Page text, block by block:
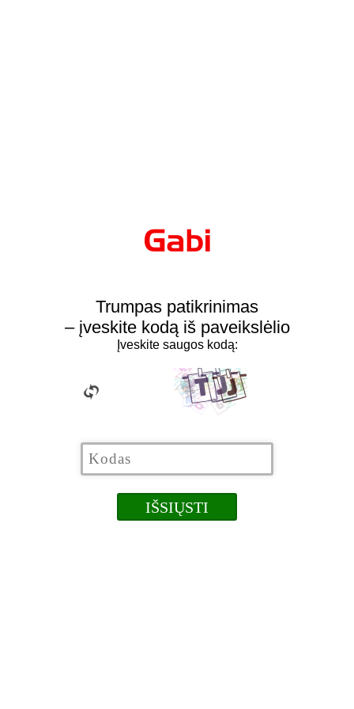
Trumpas patikrinimas
– įveskite kodą iš paveikslėlio
Įveskite saugos kodą: